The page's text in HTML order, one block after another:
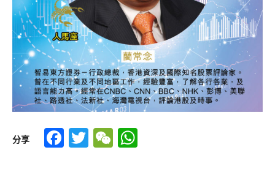
分享 Facebook
TwitterWeChat